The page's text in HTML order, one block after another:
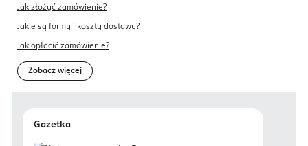
Jak złożyć zamówienie?
Jakie są formy i koszty dostawy?
Jak opłacić zamówienie?
Zobacz więcej
Gazetka